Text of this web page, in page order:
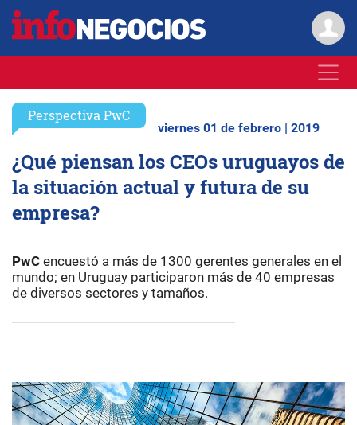
Perspectiva PwC
viernes 01 de febrero | 2019
¿Qué piensan los CEOs uruguayos de
la situación actual y futura de su
empresa?
PwC encuestó a más de 1300 gerentes generales en el
mundo; en Uruguay participaron más de 40 empresas
de diversos sectores y tamaños.